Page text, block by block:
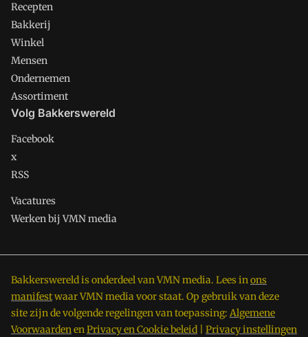
Recepten
Bakkerij
Winkel
Mensen
Ondernemen
Assortiment
Volg Bakkerswereld
Facebook
x
RSS
Vacatures
Werken bij VMN media
Bakkerswereld is onderdeel van VMN media. Lees inons
manifestwaar VMN media voor staat. Op gebruik van deze
site zijn de volgende regelingen van toepassing: Algemene
VoorwaardenenPrivacy en Cookie beleid Privacy instellingen